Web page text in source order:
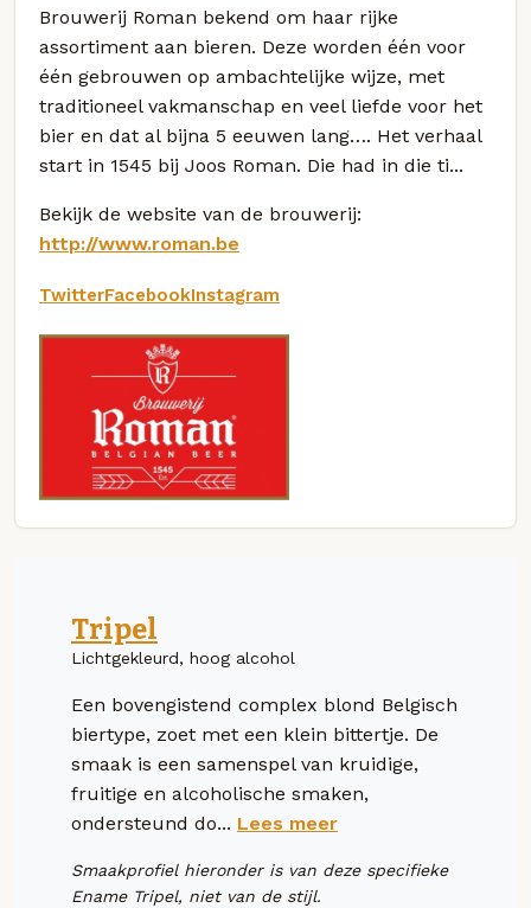
Brouwerij Roman bekend om haar rijke
assortiment aan bieren. Deze worden één voor
één gebrouwen op ambachtelijke wijze, met
traditioneel vakmanschap en veel liefde voor het
bier en dat al bijna 5 eeuwen lang…. Het verhaal
start in 1545 bij Joos Roman. Die had in die ti...
Bekijk de website van de brouwerij:
http://www.roman.be
TwitterFacebookInstagram
Tripel
Lichtgekleurd, hoog alcohol
Een bovengistend complex blond Belgisch
biertype, zoet met een klein bittertje. De
smaak is een samenspel van kruidige,
fruitige en alcoholische smaken,
ondersteund do... Lees meer
Smaakprofiel hieronder is van deze specifieke
Ename Tripel, niet van de stijl.